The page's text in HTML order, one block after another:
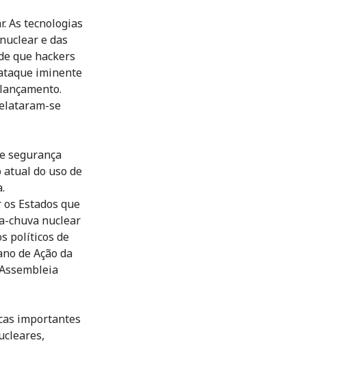
As tecnologias
e das
que hackers
iminente
se
segurança
do uso de
Estados que
chuva nuclear
políticos de
de Ação da
importantes